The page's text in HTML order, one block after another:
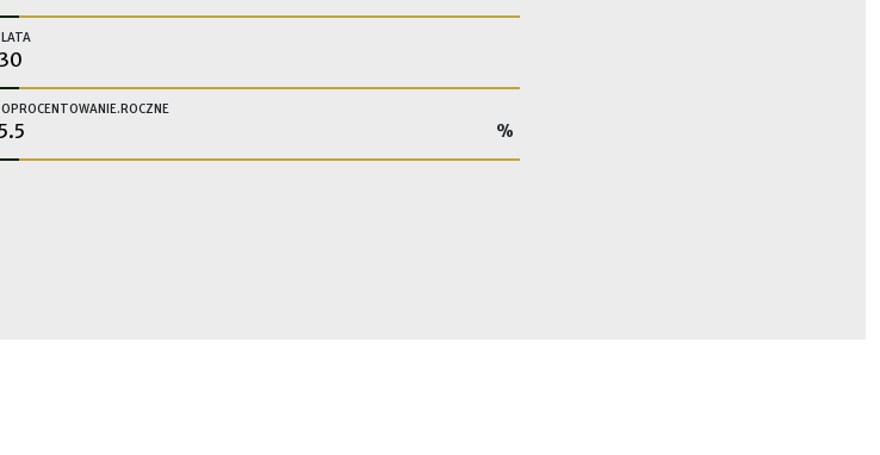
LATA
OPROCENTOWANIE.ROCZNE
%